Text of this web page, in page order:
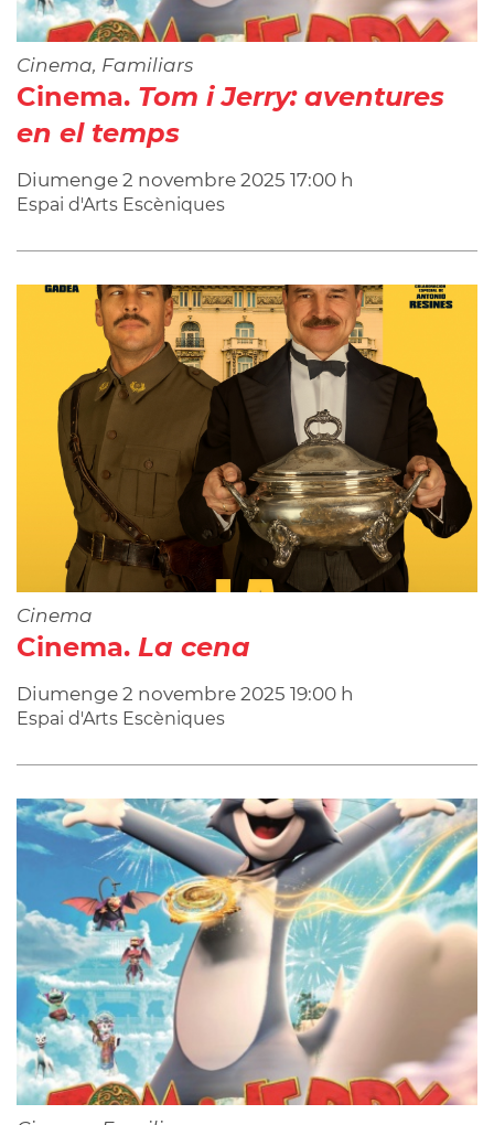
Cinema, Familiars
Cinema. Tom i Jerry: aventures
en el temps
Diumenge 2 novembre 2025 17:00 h
Espai d'Arts Escèniques
Cinema
Cinema. La cena
Diumenge 2 novembre 2025 19:00 h
Espai d'Arts Escèniques